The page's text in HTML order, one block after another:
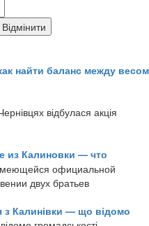
найти баланс между весом
відбулася акція
из Калиновки — что
официальной
двух братьев
з Калинівки — що відомо